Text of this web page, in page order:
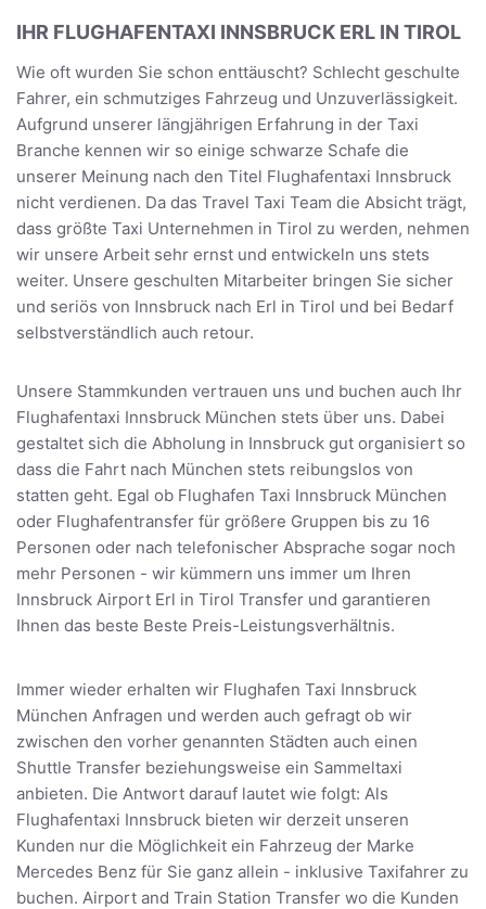
IHR FLUGHAFENTAXI INNSBRUCK ERL IN TIROL
Wie oft wurden Sie schon enttäuscht? Schlecht geschulte
Fahrer, ein schmutziges Fahrzeug und Unzuverlässigkeit.
Aufgrund unserer längjährigen Erfahrung in der Taxi
Branche kennen wir so einige schwarze Schafe die
unserer Meinung nach den Titel Flughafentaxi Innsbruck
nicht verdienen. Da das Travel Taxi Team die Absicht trägt,
dass größte Taxi Unternehmen in Tirol zu werden, nehmen
wir unsere Arbeit sehr ernst und entwickeln uns stets
weiter. Unsere geschulten Mitarbeiter bringen Sie sicher
und seriös von Innsbruck nach Erl in Tirol und bei Bedarf
selbstverständlich auch retour.
Unsere Stammkunden vertrauen uns und buchen auch Ihr
Flughafentaxi Innsbruck München stets über uns. Dabei
gestaltet sich die Abholung in Innsbruck gut organisiert so
dass die Fahrt nach München stets reibungslos von
statten geht. Egal ob Flughafen Taxi Innsbruck München
oder Flughafentransfer für größere Gruppen bis zu 16
Personen oder nach telefonischer Absprache sogar noch
mehr Personen - wir kümmern uns immer um Ihren
Innsbruck Airport Erl in Tirol Transfer und garantieren
Ihnen das beste Beste Preis-Leistungsverhältnis.
Immer wieder erhalten wir Flughafen Taxi Innsbruck
München Anfragen und werden auch gefragt ob wir
zwischen den vorher genannten Städten auch einen
Shuttle Transfer beziehungsweise ein Sammeltaxi
anbieten. Die Antwort darauf lautet wie folgt: Als
Flughafentaxi Innsbruck bieten wir derzeit unseren
Kunden nur die Möglichkeit ein Fahrzeug der Marke
Mercedes Benz für Sie ganz allein - inklusive Taxifahrer zu
buchen. Airport and Train Station Transfer wo die Kunden